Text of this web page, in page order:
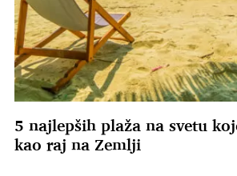
5 najlepših plaža na svetu
kao raj na Zemlji